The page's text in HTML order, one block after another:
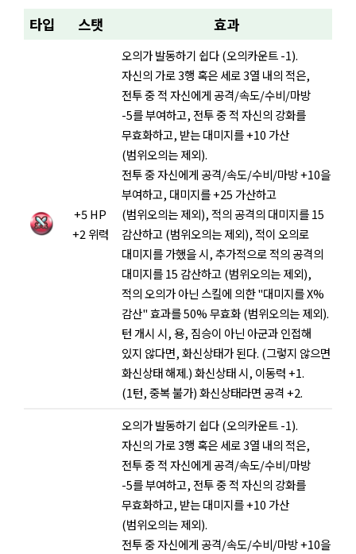
타입 스탯 효과
+5 HP
+2 위력
오의가 발동하기 쉽다 (오의카운트 -1).
자신의 가로 3행 혹은 세로 3열 내의 적은,
전투 중 적 자신에게 공격/속도/수비/마방
-5를 부여하고, 전투 중 적 자신의 강화를
무효화하고, 받는 대미지를 +10 가산
(범위오의는 제외).
전투 중 자신에게 공격/속도/수비/마방 +10을
부여하고, 대미지를 +25 가산하고
(범위오의는 제외), 적의 공격의 대미지를 15
감산하고 (범위오의는 제외), 적이 오의로
대미지를 가했을 시, 추가적으로 적의 공격의
대미지를 15 감산하고 (범위오의는 제외),
적의 오의가 아닌 스킬에 의한 "대미지를 X%
감산" 효과를 50% 무효화 (범위오의는 제외).
턴 개시 시, 용, 짐승이 아닌 아군과 인접해
있지 않다면, 화신상태가 된다. (그렇지 않으면
화신상태 해제.) 화신상태 시, 이동력 +1.
(1턴, 중복 불가) 화신상태라면 공격 +2.
오의가 발동하기 쉽다 (오의카운트 -1).
자신의 가로 3행 혹은 세로 3열 내의 적은,
전투 중 적 자신에게 공격/속도/수비/마방
-5를 부여하고, 전투 중 적 자신의 강화를
무효화하고, 받는 대미지를 +10 가산
(범위오의는 제외).
전투 중 자신에게 공격/속도/수비/마방 +10을